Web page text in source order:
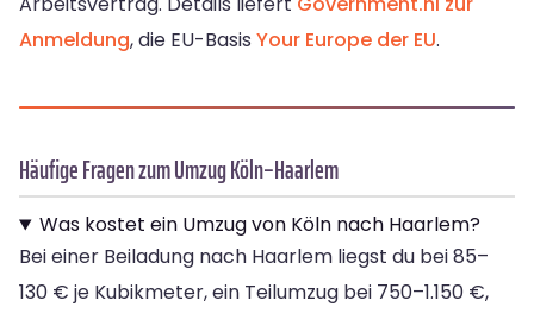
Anmeldung, die EU-Basis Your Europe der EU.
Häufige Fragen zum Umzug Köln–Haarlem
Was kostet ein Umzug von Köln nach Haarlem?
Bei einer Beiladung nach Haarlem liegst du bei 85–
130 € je Kubikmeter, ein Teilumzug bei 750–1.150 €,